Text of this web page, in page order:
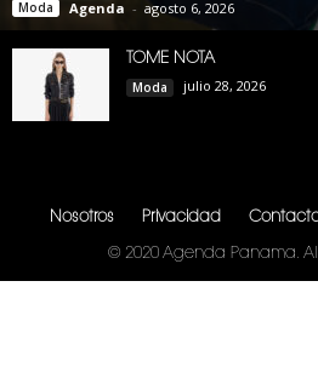
Moda Agenda - agosto 6, 2026
TOME NOTA
Moda julio 28, 2026
Nosotros Privacidad
© 2020 Agenda Panama.